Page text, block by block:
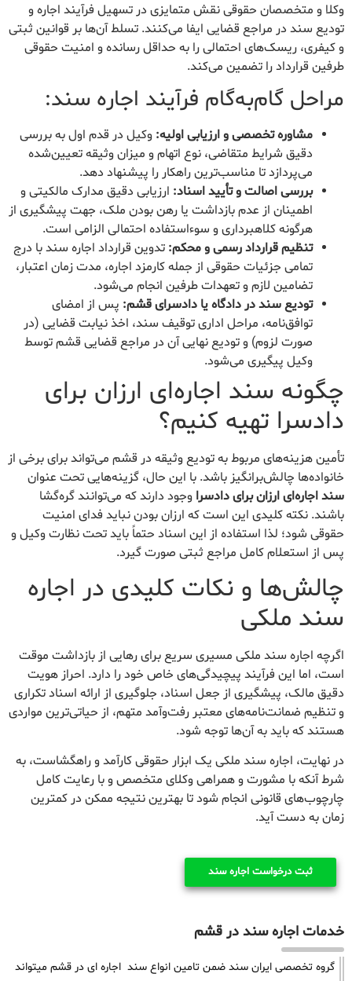
وکلا و متخصصان حقوقی نقش متمایزی در تسهیل فرآیند اجاره و
تودیع سند در مراجع قضایی ایفا می‌کنند. تسلط آن‌ها بر قوانین ثبتی
و کیفری، ریسک‌های احتمالی را به حداقل رسانده و امنیت حقوقی
طرفین قرارداد را تضمین می‌کند.
مراحل گام‌به‌گام فرآیند اجاره سند:
مشاوره تخصصی و ارزیابی اولیه: وکیل در قدم اول به بررسی
دقیق شرایط متقاضی، نوع اتهام و میزان وثیقه تعیین‌شده
می‌پردازد تا مناسب‌ترین راهکار را پیشنهاد دهد.
بررسی اصالت و تأیید اسناد: ارزیابی دقیق مدارک مالکیتی و
اطمینان از عدم بازداشت یا رهن بودن ملک، جهت پیشگیری از
هرگونه کلاهبرداری و سوءاستفاده احتمالی الزامی است.
تنظیم قرارداد رسمی و محکم: تدوین قرارداد اجاره سند با درج
تمامی جزئیات حقوقی از جمله کارمزد اجاره، مدت زمان اعتبار،
تضامین لازم و تعهدات طرفین انجام می‌شود.
تودیع سند در دادگاه یا دادسرای قشم: پس از امضای
توافق‌نامه، مراحل اداری توقیف سند، اخذ نیابت قضایی (در
صورت لزوم) و تودیع نهایی آن در مراجع قضایی قشم توسط
وکیل پیگیری می‌شود.
چگونه سند اجاره‌ای ارزان برای
دادسرا تهیه کنیم؟
تأمین هزینه‌های مربوط به تودیع وثیقه در قشم می‌تواند برای برخی از
خانواده‌ها چالش‌برانگیز باشد. با این حال، گزینه‌هایی تحت عنوان
سند اجاره‌ای ارزان برای دادسرا وجود دارند که می‌توانند گره‌گشا
باشند. نکته کلیدی این است که ارزان بودن نباید فدای امنیت
حقوقی شود؛ لذا استفاده از این اسناد حتماً باید تحت نظارت وکیل و
پس از استعلام کامل مراجع ثبتی صورت گیرد.
چالش‌ها و نکات کلیدی در اجاره
سند ملکی
اگرچه اجاره سند ملکی مسیری سریع برای رهایی از بازداشت موقت
است، اما این فرآیند پیچیدگی‌های خاص خود را دارد. احراز هویت
دقیق مالک، پیشگیری از جعل اسناد، جلوگیری از ارائه اسناد تکراری
و تنظیم ضمانت‌نامه‌های معتبر رفت‌وآمد متهم، از حیاتی‌ترین مواردی
هستند که باید به آن‌ها توجه شود.
در نهایت، اجاره سند ملکی یک ابزار حقوقی کارآمد و راهگشاست، به
شرط آنکه با مشورت و همراهی وکلای متخصص و با رعایت کامل
چارچوب‌های قانونی انجام شود تا بهترین نتیجه ممکن در کمترین
زمان به دست آید.
ثبت درخواست اجاره سند
خدمات اجاره سند در قشم
گروه تخصصی ایران سند ضمن تامین انواع سند اجاره ای در قشم میتواند